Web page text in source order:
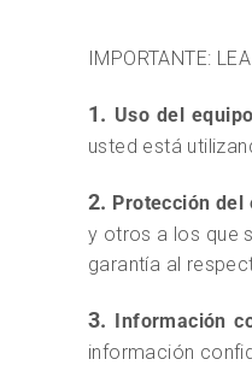
IMPORTANTE:
1. Uso del equipo
usted está
2. Protección del
y otros a los que
garantía al
3. Información
información